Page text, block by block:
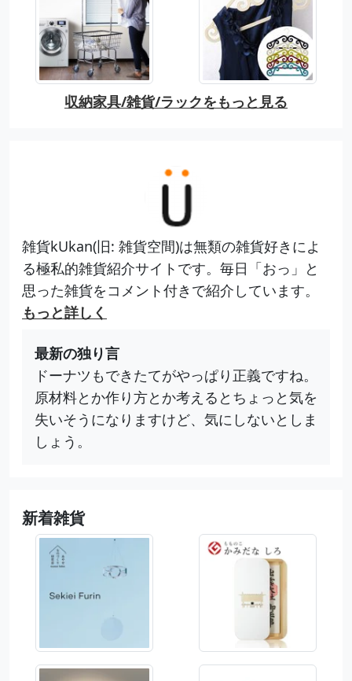
収納家具/雑貨/ラックをもっと見る
雑貨kUkan(旧: 雑貨空間)は無類の雑貨好きによ
る極私的雑貨紹介サイトです。毎日「おっ」と
思った雑貨をコメント付きで紹介しています。
もっと詳しく
最新の独り言
ドーナツもできたてがやっぱり正義ですね。
原材料とか作り方とか考えるとちょっと気を
失いそうになりますけど、気にしないとしま
しょう。
新着雑貨